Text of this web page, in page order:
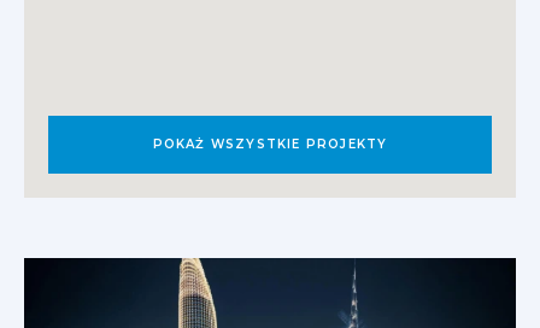
POKAŻ WSZYSTKIE PROJEKTY